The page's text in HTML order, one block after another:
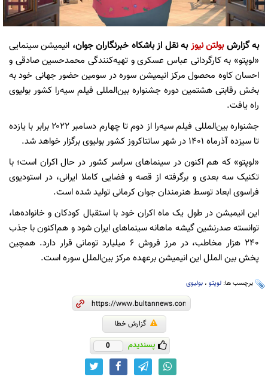
به گزارشبولتن نیوزبه نقل از باشکاه خبرنگاران جوان، انیمیشن سینمایی
«لوپتو» به کارگردانی عباس عسکری و تهیه‌کنندگی محمدحسین صادقی و
احسان کاوه محصول مرکز انیمیشن سوره در سومین حضور جهانی خود به
بخش رقابتی هشتمین دوره جشنواره بین‌المللی فیلم سیه‌را کشور بولیوی
راه یافت.
جشنواره بین‌المللی فیلم سیه‌را از دوم تا چهارم دسامبر ۲۰۲۲ برابر با یازده
تا سیزده آذرماه ۱۴۰۱ در شهر سانتاکروز کشور بولیوی برگزار خواهد شد.
«لوپتو» که هم اکنون در سینما‌های سراسر کشور در حال اکران است؛ با
تکنیک سه بعدی و برگرفته از قصه و فضایی کاملا ایرانی، در استودیوی
فراسوی ابعاد توسط هنرمندان جوان کرمانی تولید شده است.
این انیمیشن در طول یک ماه اکران خود با استقبال کودکان و خانواده‌ها،
توانسته صدرنشین گیشه ماهانه سینما‌های ایران شود و هم‌اکنون با جذب
۲۴۰ هزار مخاطب، در مرز فروش ۶ میلیارد تومانی قرار دارد. همچین
پخش بین الملل این انیمیشن برعهده مرکز بین‌الملل سوره است.
برچسب ها: لوپتو ، بولیوی
گزارش خطا
پسندیدم 0